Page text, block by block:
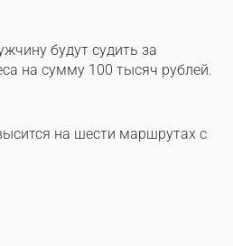
будут судить за
на сумму 100 тысяч рублей.
на шести маршрутах с